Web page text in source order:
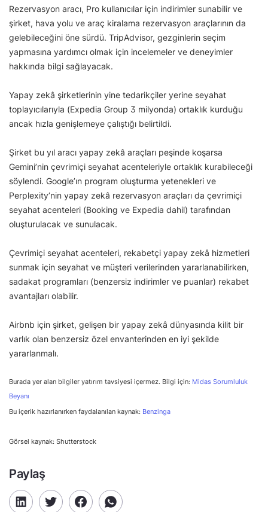
Rezervasyon aracı, Pro kullanıcılar için indirimler sunabilir ve
şirket, hava yolu ve araç kiralama rezervasyon araçlarının da
gelebileceğini öne sürdü. TripAdvisor, gezginlerin seçim
yapmasına yardımcı olmak için incelemeler ve deneyimler
hakkında bilgi sağlayacak.
Yapay zekâ şirketlerinin yine tedarikçiler yerine seyahat
toplayıcılarıyla (Expedia Group 3 milyonda) ortaklık kurduğu
ancak hızla genişlemeye çalıştığı belirtildi.
Şirket bu yıl aracı yapay zekâ araçları peşinde koşarsa
Gemini’nin çevrimiçi seyahat acenteleriyle ortaklık kurabileceği
söylendi. Google’ın program oluşturma yetenekleri ve
Perplexity’nin yapay zekâ rezervasyon araçları da çevrimiçi
seyahat acenteleri (Booking ve Expedia dahil) tarafından
oluşturulacak ve sunulacak.
Çevrimiçi seyahat acenteleri, rekabetçi yapay zekâ hizmetleri
sunmak için seyahat ve müşteri verilerinden yararlanabilirken,
sadakat programları (benzersiz indirimler ve puanlar) rekabet
avantajları olabilir.
Airbnb için şirket, gelişen bir yapay zekâ dünyasında kilit bir
varlık olan benzersiz özel envanterinden en iyi şekilde
yararlanmalı.
Burada yer alan bilgiler yatırım tavsiyesi içermez. Bilgi için: Midas Sorumluluk
Beyanı
Bu içerik hazırlanırken faydalanılan kaynak: Benzinga
Görsel kaynak: Shutterstock
Paylaş